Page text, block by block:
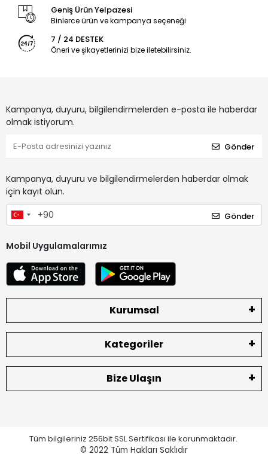
Geniş Ürün Yelpazesi
Binlerce ürün ve kampanya seçeneği
7 / 24 DESTEK
Öneri ve şikayetlerinizi bize iletebilirsiniz.
Kampanya, duyuru, bilgilendirmelerden e-posta ile haberdar
olmak istiyorum.
Gönder
Kampanya, duyuru ve bilgilendirmelerden haberdar olmak
için kayıt olun.
Gönder
Mobil Uygulamalarımız
Kurumsal
Kategoriler
Bize Ulaşın
Tüm bilgileriniz 256bit SSL Sertifikası ile korunmaktadır.
© 2022 Tüm Hakları Saklıdır